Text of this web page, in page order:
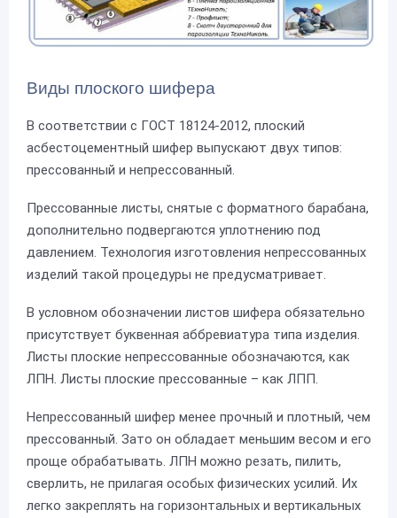
Виды плоского шифера
В соответствии с ГОСТ 18124-2012, плоский
асбестоцементный шифер выпускают двух типов:
прессованный и непрессованный.
Прессованные листы, снятые с форматного барабана,
дополнительно подвергаются уплотнению под
давлением. Технология изготовления непрессованных
изделий такой процедуры не предусматривает.
В условном обозначении листов шифера обязательно
присутствует буквенная аббревиатура типа изделия.
Листы плоские непрессованные обозначаются, как
ЛПН. Листы плоские прессованные – как ЛПП.
Непрессованный шифер менее прочный и плотный, чем
прессованный. Зато он обладает меньшим весом и его
проще обрабатывать. ЛПН можно резать, пилить,
сверлить, не прилагая особых физических усилий. Их
легко закреплять на горизонтальных и вертикальных